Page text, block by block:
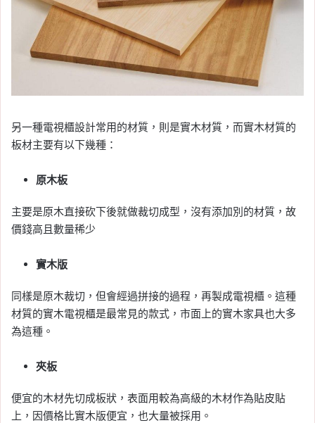
另一種電視櫃設計常用的材質，則是實木材質，而實木材質的
板材主要有以下幾種：
原木板
主要是原木直接砍下後就做裁切成型，沒有添加別的材質，故
價錢高且數量稀少
實木版
同樣是原木裁切，但會經過拼接的過程，再製成電視櫃。這種
材質的實木電視櫃是最常見的款式，市面上的實木家具也大多
為這種。
夾板
便宜的木材先切成板狀，表面用較為高級的木材作為貼皮貼
上，因價格比實木版便宜，也大量被採用。